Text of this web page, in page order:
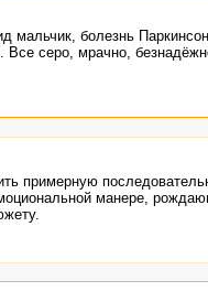
болезнь
серо, мрачно,
примерную
манере,